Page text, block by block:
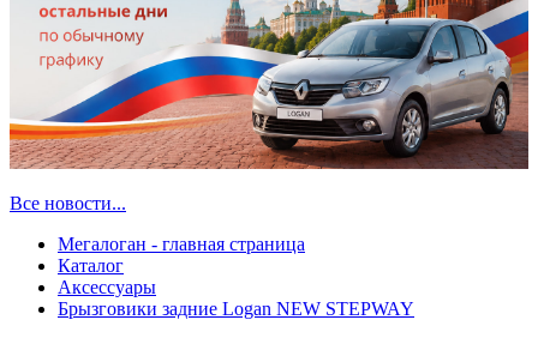
Все новости...
Мегалоган - главная страница
Каталог
Аксессуары
Брызговики задние Logan NEW STEPWAY